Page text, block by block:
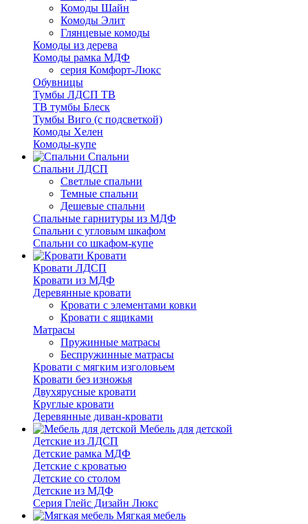
Комоды Шайн
Комоды Элит
Глянцевые комоды
Комоды из дерева
Комоды рамка МДФ
серия Комфорт-Люкс
Обувницы
Тумбы ЛДСП ТВ
ТВ тумбы Блеск
Тумбы Виго (с подсветкой)
Комоды Хелен
Комоды-купе
Спальни
Спальни ЛДСП
Светлые спальни
Темные спальни
Дешевые спальни
Спальные гарнитуры из МДФ
Спальни с угловым шкафом
Спальни со шкафом-купе
Кровати
Кровати ЛДСП
Кровати из МДФ
Деревянные кровати
Кровати с элементами ковки
Кровати с ящиками
Матрасы
Пружинные матрасы
Беспружинные матрасы
Кровати с мягким изголовьем
Кровати без изножья
Двухярусные кровати
Круглые кровати
Деревянные диван-кровати
Мебель для детской
Детские из ЛДСП
Детские рамка МДФ
Детские с кроватью
Детские со столом
Детские из МДФ
Серия Глейс Дизайн Люкс
Мягкая мебель